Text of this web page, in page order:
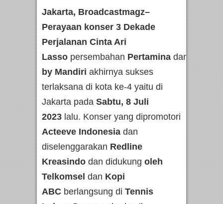
Jakarta, Broadcastmagz–
Perayaan konser 3 Dekade
Perjalanan Cinta Ari
Lasso persembahan Pertamina dan
by Mandiri akhirnya sukses
terlaksana di kota ke-4 yaitu di
Jakarta pada Sabtu, 8 Juli
2023 lalu. Konser yang dipromotori
Acteeve Indonesia dan
diselenggarakan Redline
Kreasindo dan didukung oleh
Telkomsel dan Kopi
ABC berlangsung di Tennis